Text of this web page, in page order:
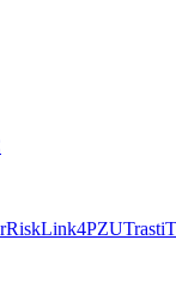
Link4PZUTrasti